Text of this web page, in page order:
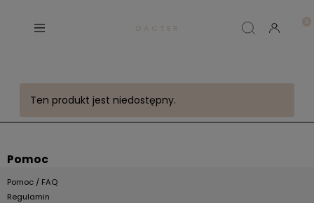
D A C T E R
Ten produkt jest niedostępny.
Pomoc
Pomoc / FAQ
Regulamin